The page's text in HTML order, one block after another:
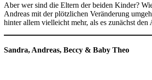
Aber wer sind die Eltern der beiden Kinder?
Andreas mit der plötzlichen Veränderung
hinter allem vielleicht mehr, als es zunächst den
Sandra, Andreas, Beccy & Baby Theo